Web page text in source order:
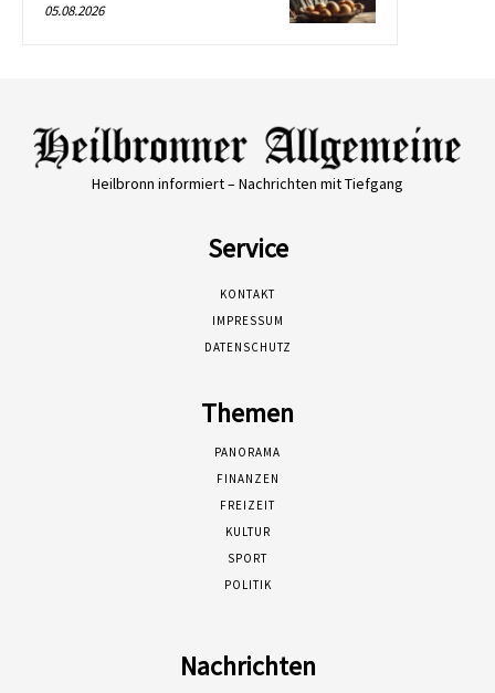
05.08.2026
Heilbronn informiert – Nachrichten mit Tiefgang
Service
KONTAKT
IMPRESSUM
DATENSCHUTZ
Themen
PANORAMA
FINANZEN
FREIZEIT
KULTUR
SPORT
POLITIK
Nachrichten